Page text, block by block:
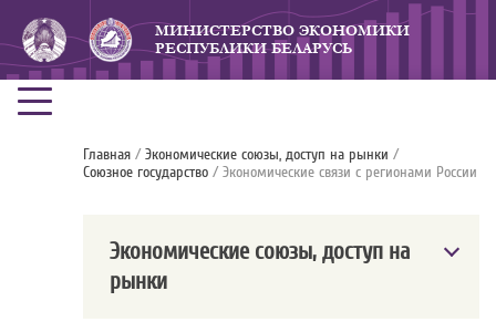
МИНИСТЕРСТВО ЭКОНОМИКИ
РЕСПУБЛИКИ БЕЛАРУСЬ
Главная /Экономические союзы, доступ на рынки /
Союзное государство / Экономические связи с регионами России
Экономические союзы, доступ на
рынки